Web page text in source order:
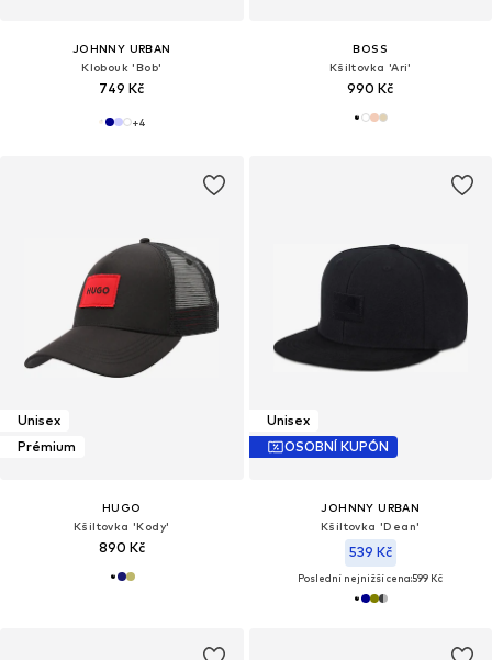
JOHNNY URBAN
Klobouk 'Bob'
749 Kč
+4
BOSS
Kšiltovka 'Ari'
990 Kč
Unisex
Prémium
HUGO
Kšiltovka 'Kody'
890 Kč
Unisex
OSOBNÍ KUPÓN
JOHNNY URBAN
Kšiltovka 'Dean'
539 Kč
Poslední nejnižší cena:599 Kč